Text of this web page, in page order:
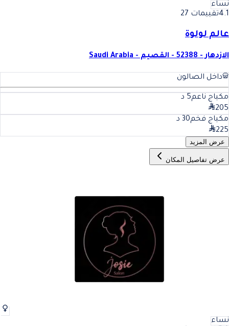
نساء
4.1تقييمات 27
عالم لولوة
الازدهار - 52388 - القصيم - Saudi Arabia
داخل الصالون
مكياج ناعم5 د
205
مكياج فخم30 د
225
عرض المزيد
عرض تفاصيل المكان
نساء